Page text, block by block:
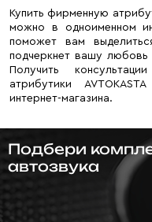
Купить фирменную
можно в одноименном
поможет вам
подчеркнет вашу любовь
Получить
атрибутики
интернет-магазина.
Подбери
автозвука